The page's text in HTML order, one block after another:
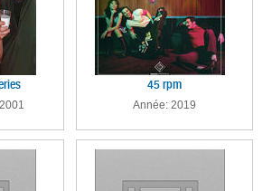
45 rpm
Année: 2019